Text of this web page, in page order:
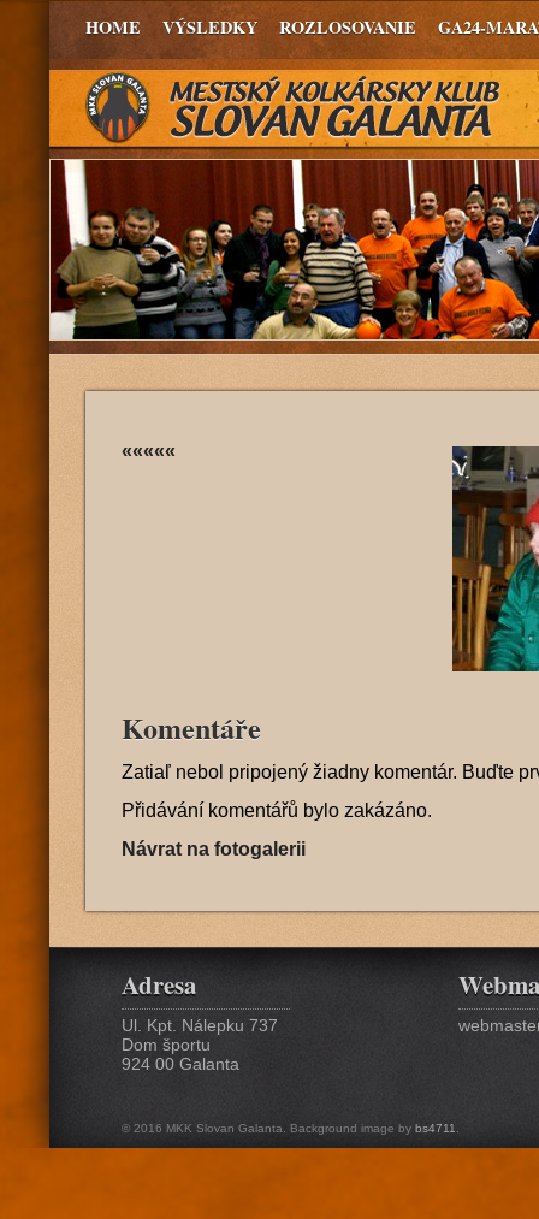
HOME VÝSLEDKY ROZLOSOVANIE GA24-
«««««
Komentáře
Zatiaľ nebol pripojený žiadny komentár. Buďte
Přidávání komentářů bylo zakázáno.
Návrat na fotogalerii
Adresa
Ul. Kpt. Nálepku 737
Dom športu
924 00 Galanta
© 2016 MKK Slovan Galanta. Background image by bs4711